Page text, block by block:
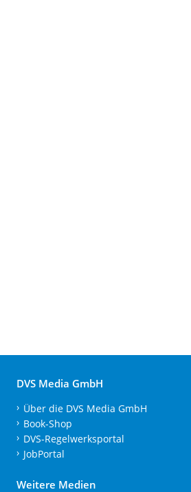
DVS Media GmbH
Über die DVS Media GmbH
Book-Shop
DVS-Regelwerksportal
JobPortal
Weitere Medien